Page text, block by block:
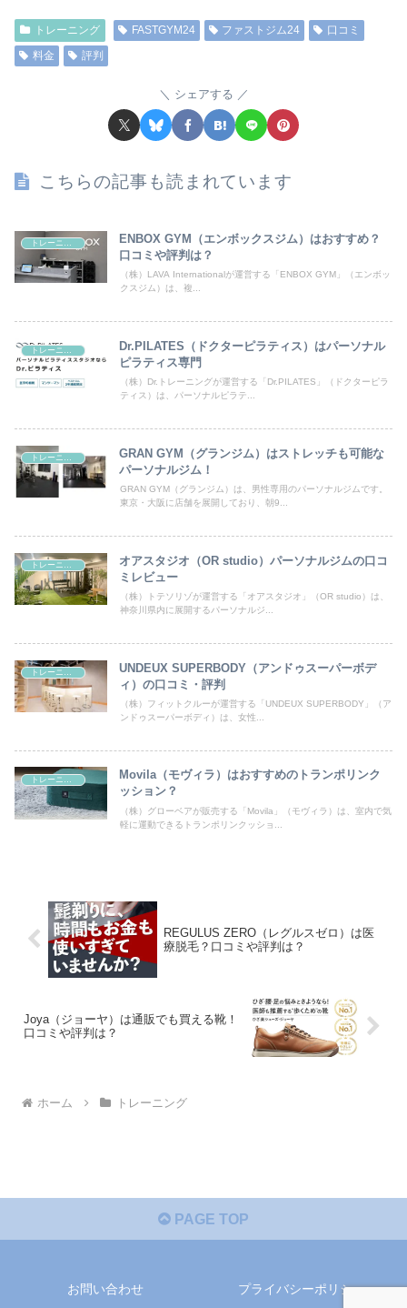
トレーニング FASTGYM24 ファストジム24
口コミ
料金
評判
シェアする
こちらの記事も読まれています
トレーニング
ENBOX GYM（エンボックスジム）はおすすめ？
口コミや評判は？
（株）LAVA Internationalが運営する「ENBOX GYM」（エンボッ
クスジム）は、複...
Dr.PILATES（ドクターピラティス）はパーソナル
ピラティス専門
（株）Dr.トレーニングが運営する「Dr.PILATES」（ドクターピラ
ティス）は、パーソナルピラテ...
GRAN GYM（グランジム）はストレッチも可能な
パーソナルジム！
GRAN GYM（グランジム）は、男性専用のパーソナルジムです。
東京・大阪に店舗を展開しており、朝9...
オアスタジオ（OR studio）パーソナルジムの口コ
ミレビュー
（株）トテソリゾが運営する「オアスタジオ」（OR studio）は、
神奈川県内に展開するパーソナルジ...
UNDEUX SUPERBODY（アンドゥスーパーボデ
ィ）の口コミ・評判
（株）フィットクルーが運営する「UNDEUX SUPERBODY」（ア
ンドゥスーパーボディ）は、女性...
Movila（モヴィラ）はおすすめのトランポリンク
ッション？
（株）グローベアが販売する「Movila」（モヴィラ）は、室内で気
軽に運動できるトランポリンクッショ...
REGULUS ZERO（レグルスゼロ）は医
療脱毛？口コミや評判は？
Joya（ジョーヤ）は通販でも買える靴！
口コミや評判は？
ホーム トレーニング
PAGE TOP
お問い合わせ
プライバシーポリシー